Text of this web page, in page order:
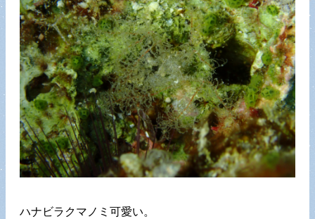
ハナビラクマノミ可愛い。